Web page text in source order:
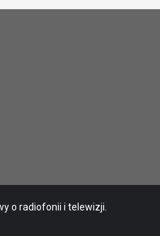
o radiofonii i telewizji.